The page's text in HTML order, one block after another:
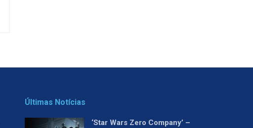
Últimas Notícias
‘Star Wars Zero Company’ –